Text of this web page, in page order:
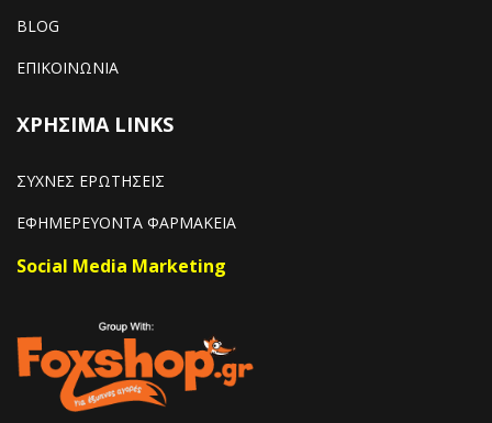
BLOG
ΕΠΙΚΟΙΝΩΝΙΑ
ΧΡΗΣΙΜΑ LINKS
ΣΥΧΝΕΣ ΕΡΩΤΗΣΕΙΣ
ΕΦΗΜΕΡΕΥΟΝΤΑ ΦΑΡΜΑΚΕΙΑ
Social Media Marketing